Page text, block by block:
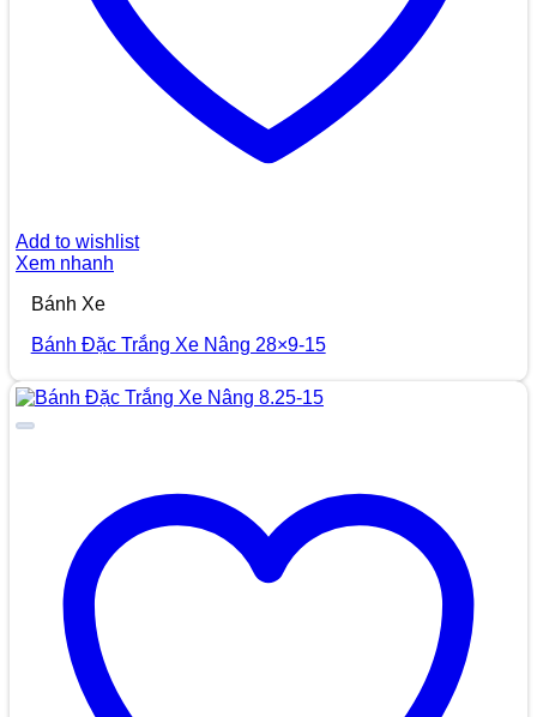
Add to wishlist
Xem nhanh
Bánh Xe
Bánh Đặc Trắng Xe Nâng 28×9-15